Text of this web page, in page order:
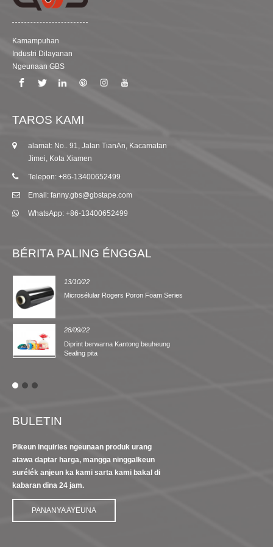
Kamampuhan
Industri Dilayanan
Ngeunaan GBS
TAROS KAMI
alamat: No.. 91, Jalan TianAn, Kacamatan
Jimei, Kota Xiamen
Telepon: +86-13400652499
Email: fanny.gbs@gbstape.com
WhatsApp: +86-13400652499
BÉRITA PALING ÉNGGAL
13/10/22
Microsélular Rogers Poron Foam Series
28/09/22
Diprint berwarna Kantong beuheung
Sealing pita
BULETIN
Pikeun inquiries ngeunaan produk urang
atawa daptar harga, mangga ninggalkeun
surélék anjeun ka kami sarta kami bakal di
kabaran dina 24 jam.
PANANYA AYEUNA